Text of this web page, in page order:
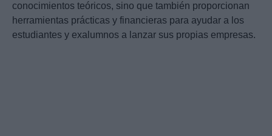
conocimientos teóricos, sino que también proporcionan
herramientas prácticas y financieras para ayudar a los
estudiantes y exalumnos a lanzar sus propias empresas.